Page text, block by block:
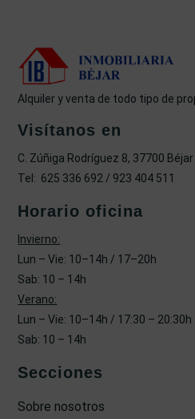
Alquiler y venta de todo tipo de
Visítanos en
C. Zúñiga Rodríguez 8, 37700
Tel: 625 336 692 / 923 404 511
Horario oficina
Invierno:
Lun – Vie: 10–14h / 17–20h
Sab: 10 – 14h
Verano:
Lun – Vie: 10–14h / 17:30 – 20:30h
Sab: 10 – 14h
Secciones
Sobre nosotros